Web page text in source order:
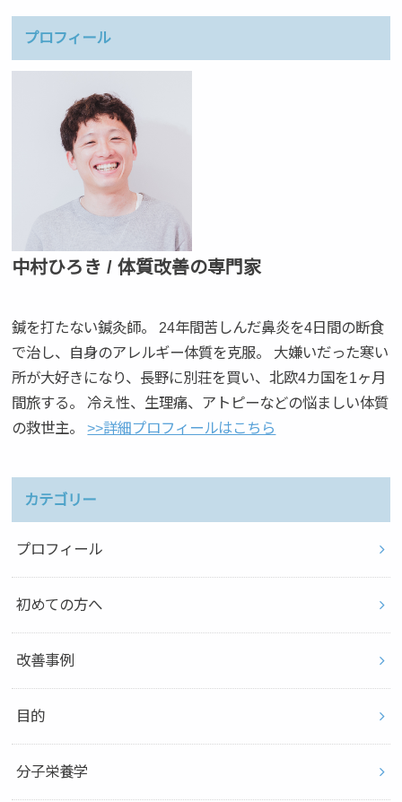
プロフィール
中村ひろき / 体質改善の専門家
鍼を打たない鍼灸師。 24年間苦しんだ鼻炎を4日間の断食
で治し、自身のアレルギー体質を克服。 大嫌いだった寒い
所が大好きになり、長野に別荘を買い、北欧4カ国を1ヶ月
間旅する。 冷え性、生理痛、アトピーなどの悩ましい体質
の救世主。>>詳細プロフィールはこちら
カテゴリー
プロフィール
初めての方へ
改善事例
目的
分子栄養学